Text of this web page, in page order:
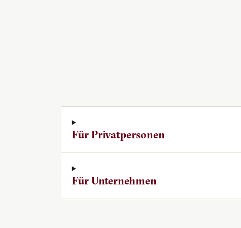
Für Privatpersonen
Für Unternehmen